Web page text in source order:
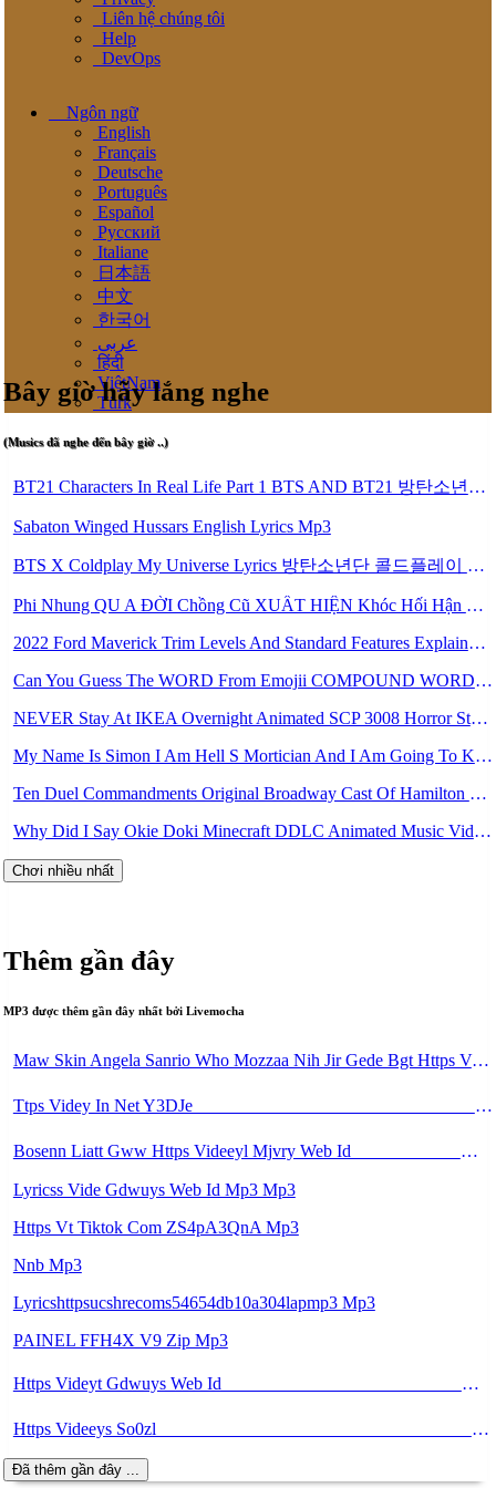
Liên hệ chúng tôi
Help
DevOps
Ngôn ngữ
English
Français
Deutsche
Português
Español
Pусский
Italiane
日本語
中文
한국어
عربى
हिंदी
ViệtNam
Türk
Bây giờ hãy lắng nghe
(Musics đã nghe đến bây giờ ..)
BT21 Characters In Real Life Part 1 BTS AND BT21 방탄소년단 BT21 BT21아가들은 아빠조아 따라쟁이들 BTS Vs BT21 Mp3
Sabaton Winged Hussars English Lyrics Mp3
BTS X Coldplay My Universe Lyrics 방탄소년단 콜드플레이 My Universe 가사 Color Coded Lyrics Han Rom Eng Mp3
Phi Nhung QU A ĐỜI Chồng Cũ XUẤT HIỆN Khóc Hối Hận Vì Làm Điều KHỦNG KHIẾP Với Cô Mp3
2022 Ford Maverick Trim Levels And Standard Features Explained Mp3
Can You Guess The WORD From Emojii COMPOUND WORD EMOJII CHALLENGE 90 PEOPLE FAIL Guess Mp3
NEVER Stay At IKEA Overnight Animated SCP 3008 Horror Story Mp3
My Name Is Simon I Am Hell S Mortician And I Am Going To Kill God Creepypasta Mp3
Ten Duel Commandments Original Broadway Cast Of Hamilton Lyrics Mp3
Why Did I Say Okie Doki Minecraft DDLC Animated Music Video Song By The Stupendium Mp3
Chơi nhiều nhất
Thêm gần đây
MP3 được thêm gần đây nhất bởi Livemocha
Maw Skin Angela Sanrio Who Mozzaa Nih Jir Gede Bgt Https Videy Coo99 Duvc6 Biz Id ᅟᅟᅟᅟᅟᅟᅟᅟᅟᅟᅟᅟᅟᅟᅟᅟᅟᅟᅟᅟᅟᅟᅟᅟᅟᅟᅟᅟᅟᅟᅟᅟ ᅠ ᅠ ᅠ ᅠ ᅠ ᅠ ᅠ ᅠ ᅠ ᅠ ᅠ ᅠ ᅠ ᅠ ᅠ ᅠ ᅠ ᅠ ᅠ ᅠ ᅠ ᅠ ᅠ ᅠ ᅠ ᅠ Mp3
Ttps Videy In Net Y3DJe ᅟᅟᅟᅟᅟᅟᅟᅟᅟᅟᅟᅟᅟᅟᅟᅟᅟᅟᅟᅟᅟᅟᅟᅟᅟᅟᅟᅟᅟᅟᅟᅟ ᅠ ᅠ ᅠ ᅠ ᅠ ᅠ ᅠ ᅠ ᅠ ᅠ ᅠ ᅠ ᅠ ᅠ ᅠ ᅠ ᅠ ᅠ ᅠ ᅠ ᅠ ᅠ ᅠ ᅠ ᅠ ᅠ ᅠ ᅠ ᅠ Mp3
Bosenn Liatt Gww Https Videeyl Mjvry Web Id ᅠ ᅠ ᅠ ᅠ ᅠ ᅠ ᅠ ᅠ ᅠ ᅠ ᅠ ᅠ ᅠ ᅠ ᅠ ᅠ ᅠ ᅠ ᅠ ᅠ OKK ᅠ ᅠ ᅠ ᅠ ᅠ ᅠ ᅠ ᅠ ᅠ ᅠ ᅠ ᅠ ᅠ ᅠ ᅠ ᅠ ᅠ ᅠ ᅠ ᅠ ᅠ ᅠ ᅠ ᅠ ᅠ ᅠ ᅠ ᅠ ᅠ ᅠ ᅠ ᅠ ᅠ ᅠ ᅠ ᅠ ᅠ ᅠ ᅠ Mp3
Lyricss Vide Gdwuys Web Id Mp3 Mp3
Https Vt Tiktok Com ZS4pA3QnA Mp3
Nnb Mp3
Lyricshttpsucshrecoms54654db10a304lapmp3 Mp3
PAINEL FFH4X V9 Zip Mp3
Https Videyt Gdwuys Web Id ᅟᅟᅟᅟᅟᅟᅟᅟᅟᅟᅟᅟᅟᅟᅟᅟᅟᅟᅟᅟᅟᅟᅟᅟᅟᅟᅟᅟᅟᅟᅟᅟ ᅠ ᅠ ᅠ ᅠ ᅠ ᅠ ᅠ ᅠ ᅠ ᅠ ᅠ ᅠ ᅠ ᅠ ᅠ OKk ᅠ ᅠ ᅠ ᅠ ᅠ ᅠ ᅠ ᅠ ᅠ ᅠ ᅠ ᅠ ᅠ ᅠ ᅠ ᅠ ᅠ Mp3
Https Videeys So0zl ᅠ ᅠ ᅠ ᅠ ᅠ ᅠ ᅠ ᅠ ᅠ ᅠ ᅠ ᅠ ᅠ ᅠ ᅠ ᅠ ᅠ ᅠ ᅠ ᅠ ᅠ ᅠ ᅠ ᅠ ᅠ ᅠ ᅠ ᅠ ᅠ ᅠ ᅠ ᅠ ᅠ ᅠ ᅠ ᅠ ᅠ ᅠ ᅠ ᅠ ᅠ ᅠ ᅠ ᅠ ᅠ ᅠ ᅠ ᅠ ᅠ ᅠ ᅠ ᅠ ᅠ ᅠ ᅠ ᅠ ᅠ ᅠ ᅠ Mp3
Đã thêm gần đây ...